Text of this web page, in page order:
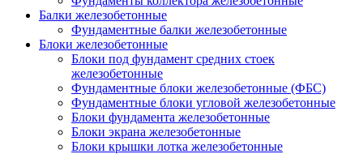
Балки железобетонные
Фундаментные балки железобетонные
Блоки железобетонные
Блоки под фундамент средних стоек
железобетонные
Фундаментные блоки железобетонные (ФБС)
Фундаментные блоки угловой железобетонные
Блоки фундамента железобетонные
Блоки экрана железобетонные
Блоки крышки лотка железобетонные